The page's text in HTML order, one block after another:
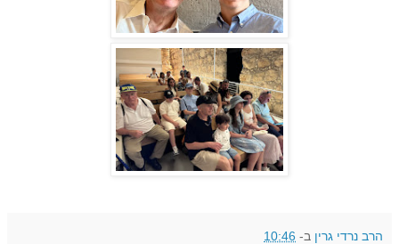
הרב נרדי גרין ב- 10:46